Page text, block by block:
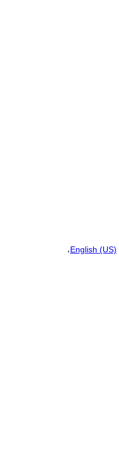
English (US)،